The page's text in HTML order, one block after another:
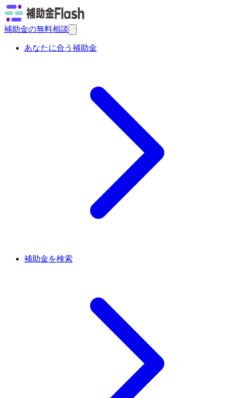
補助金の無料相談
あなたに合う補助金
補助金を検索